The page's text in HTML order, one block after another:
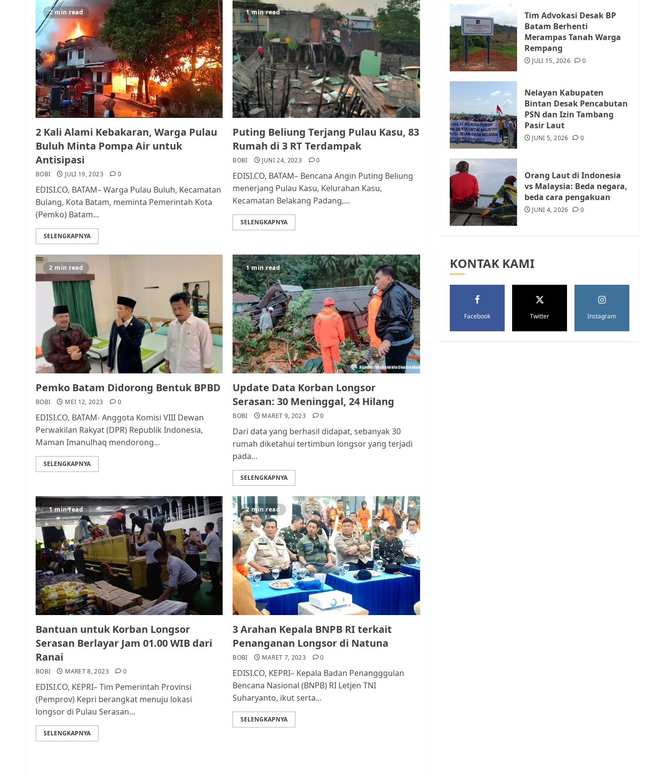
2 min read
2 Kali Alami Kebakaran, Warga Pulau
Buluh Minta Pompa Air untuk
Antisipasi
BOBI JULI 19, 2023 0
EDISI.CO, BATAM– Warga Pulau Buluh, Kecamatan
Bulang, Kota Batam, meminta Pemerintah Kota
(Pemko) Batam...
SELENGKAPNYA
1 min read
Puting Beliung Terjang Pulau Kasu, 83
Rumah di 3 RT Terdampak
BOBI JUNI 24, 2023 0
EDISI.CO, BATAM– Bencana Angin Puting Beliung
menerjang Pulau Kasu, Kelurahan Kasu,
Kecamatan Belakang Padang,...
SELENGKAPNYA
2 min read
Pemko Batam Didorong Bentuk BPBD
BOBI MEI 12, 2023 0
EDISI.CO, BATAM- Anggota Komisi VIII Dewan
Perwakilan Rakyat (DPR) Republik Indonesia,
Maman Imanulhaq mendorong...
SELENGKAPNYA
1 min read
Update Data Korban Longsor
Serasan: 30 Meninggal, 24 Hilang
BOBI MARET 9, 2023 0
Dari data yang berhasil didapat, sebanyak 30
rumah diketahui tertimbun longsor yang terjadi
pada...
SELENGKAPNYA
1 min read
Bantuan untuk Korban Longsor
Serasan Berlayar Jam 01.00 WIB dari
Ranai
BOBI MARET 8, 2023 0
EDISI.CO, KEPRI– Tim Pemerintah Provinsi
(Pemprov) Kepri berangkat menuju lokasi
longsor di Pulau Serasan...
SELENGKAPNYA
2 min read
3 Arahan Kepala BNPB RI terkait
Penanganan Longsor di Natuna
BOBI MARET 7, 2023 0
EDISI.CO, KEPRI– Kepala Badan Penangggulan
Bencana Nasional (BNPB) RI Letjen TNI
Suharyanto, ikut serta...
SELENGKAPNYA
4
Datangi Pemko Batam,
Warga Rempang Protes
Lahan Mereka Diambil
untuk Sekolah Rakyat
5
Warga Rempang Ajukan
Audiensi dengan Wali
Kota Batam, Soroti
Aktivitas yang Resahkan
Warga
Tim Advokasi Desak BP
Batam Berhenti
Merampas Tanah Warga
Rempang
JULI 15, 2026 0
Nelayan Kabupaten
Bintan Desak Pencabutan
PSN dan Izin Tambang
Pasir Laut
JUNI 5, 2026 0
Orang Laut di Indonesia
vs Malaysia: Beda negara,
beda cara pengakuan
JUNI 4, 2026 0
KONTAK KAMI
Facebook Twitter Instagram